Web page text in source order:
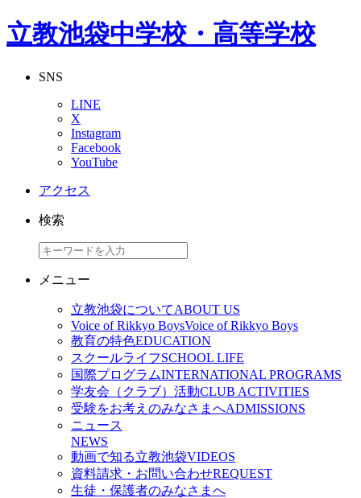
立教池袋中学校・高等学校
SNS
LINE
X
Instagram
Facebook
YouTube
アクセス
検索
メニュー
立教池袋についてABOUT US
Voice of Rikkyo BoysVoice of Rikkyo Boys
教育の特色EDUCATION
スクールライフSCHOOL LIFE
国際プログラムINTERNATIONAL PROGRAMS
学友会（クラブ）活動CLUB ACTIVITIES
受験をお考えのみなさまへADMISSIONS
ニュース
NEWS
動画で知る立教池袋VIDEOS
資料請求・お問い合わせREQUEST
生徒・保護者のみなさまへ